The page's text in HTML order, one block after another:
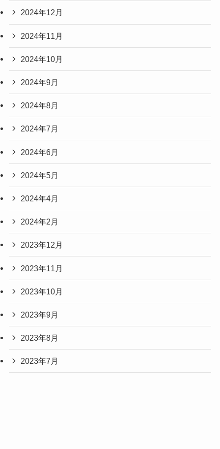
2024年12月
2024年11月
2024年10月
2024年9月
2024年8月
2024年7月
2024年6月
2024年5月
2024年4月
2024年2月
2023年12月
2023年11月
2023年10月
2023年9月
2023年8月
2023年7月